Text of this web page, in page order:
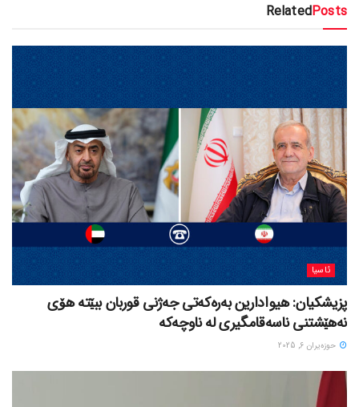
RelatedPosts
ئاسیا
پزیشکیان: هیوادارین بەرەکەتی جەژنی قوربان ببێتە هۆی
نەهێشتنی ناسەقامگیری لە ناوچەکە
حوزه‌یران 6, 2025